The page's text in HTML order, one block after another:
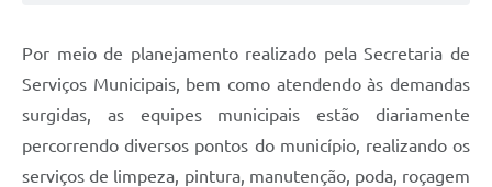
Por meio de planejamento realizado pela Secretaria de
Serviços Municipais, bem como atendendo às demandas
surgidas, as equipes municipais estão diariamente
percorrendo diversos pontos do município, realizando os
serviços de limpeza, pintura, manutenção, poda, roçagem